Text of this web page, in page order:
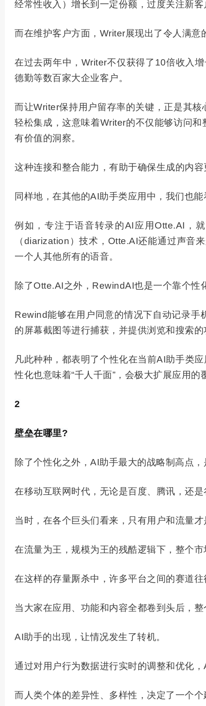
经常性收入）增长到一定份额，过度关注新
而在维护客户方面，Writer展现出了令人满意
在过去两年中，Writer不仅获得了10倍收入
德勤等数百家大企业客户。
而让Writer保持用户留存率的关键，正是其
轻松集成，这意味着Writer的不仅能够访问
有价值的洞察。
这种连接和整合能力，有助于确保生成的内容
同样地，在其他的AI助手类应用中，我们也能
例如，专注于语音转录的AI应用Otte.AI，
（diarization）技术，Otte.AI还能通过声音
一个人其他所有的语音。
除了Otte.AI之外，RewindAI也是一个靠个性
Rewind能够在用户同意的情况下自动记录手
的屏幕截图等进行捕获，并提供浏览和搜索
凡此种种，都表明了个性化在当前AI助手类
性化也意味着“千人千面”，会极大扩展应用的
2
壁垒在哪里?
除了个性化之外，AI助手最大的战略制高点，
在移动互联网时代，无论是百度、腾讯，还
当时，在各个巨头们看来，只有用户和流量
在流量为王，规模为王的残酷逻辑下，整个
在这样的存量厮杀中，许多平台之间的赛道
当大家在应用、功能和内容全都卷到头后，
AI助手的出现，让情况发生了转机。
通过对用户行为数据进行实时的调整和优化
而人类个体的差异性、多样性，决定了一个